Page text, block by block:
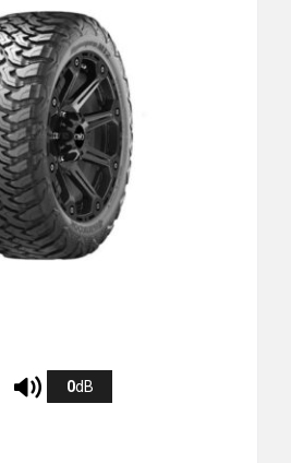
0dB